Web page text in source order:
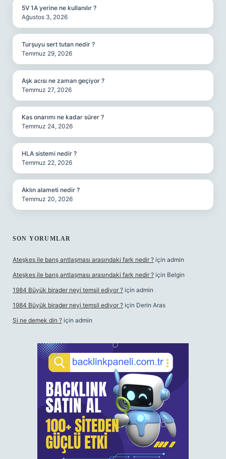
5V 1A yerine ne kullanılır ?
Ağustos 3, 2026
Turşuyu sert tutan nedir ?
Temmuz 29, 2026
Aşk acısı ne zaman geçiyor ?
Temmuz 27, 2026
Kas onarımı ne kadar sürer ?
Temmuz 24, 2026
HLA sistemi nedir ?
Temmuz 22, 2026
Aklın alameti nedir ?
Temmuz 20, 2026
SON YORUMLAR
Ateşkes ile barış antlaşması arasındaki fark nedir ? için admin
Ateşkes ile barış antlaşması arasındaki fark nedir ? için Belgin
1984 Büyük birader neyi temsil ediyor ? için admin
1984 Büyük birader neyi temsil ediyor ? için Derin Aras
Şi ne demek din ? için admin